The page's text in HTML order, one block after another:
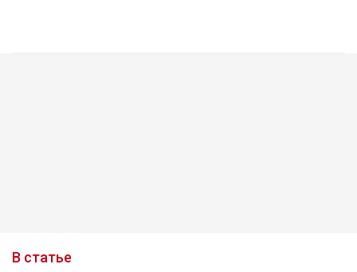
В статье